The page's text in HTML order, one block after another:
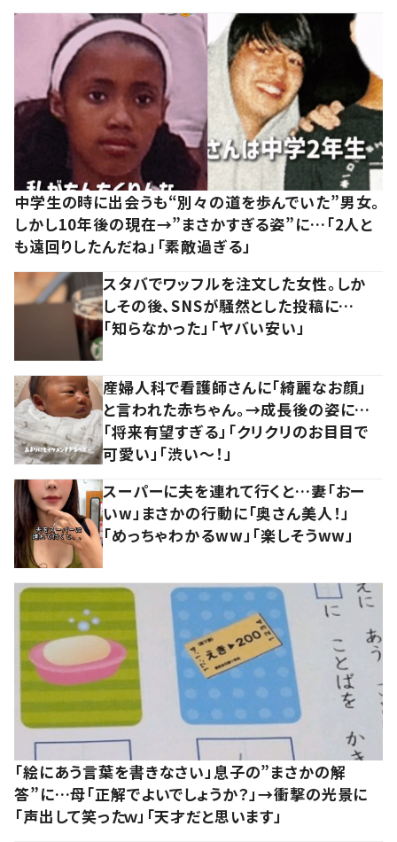
中学生の時に出会うも“別々の道を歩んでいた”男女。
しかし10年後の現在→”まさかすぎる姿”に…「2人と
も遠回りしたんだね」「素敵過ぎる」
スタバでワッフルを注文した女性。しか
しその後、SNSが騒然とした投稿に…
「知らなかった」「ヤバい安い」
産婦人科で看護師さんに「綺麗なお顔」
と言われた赤ちゃん。→成長後の姿に…
「将来有望すぎる」「クリクリのお目目で
可愛い」「渋い～！」
スーパーに夫を連れて行くと…妻「おー
いw」まさかの行動に「奥さん美人！」
「めっちゃわかるww」「楽しそうww」
「絵にあう言葉を書きなさい」息子の”まさかの解
答”に…母「正解でよいでしょうか？」→衝撃の光景に
「声出して笑ったｗ」「天才だと思います」